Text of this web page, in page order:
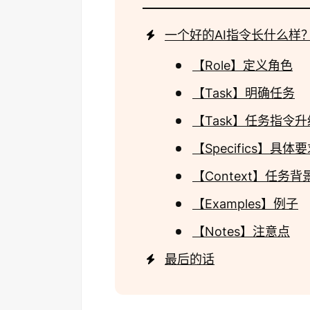
一个好的AI指令长什么样？
【Role】定义角色
【Task】明确任务
【Task】任务指令
【Specifics】具体要
【Context】任务背
【Examples】例子
【Notes】注意点
最后的话